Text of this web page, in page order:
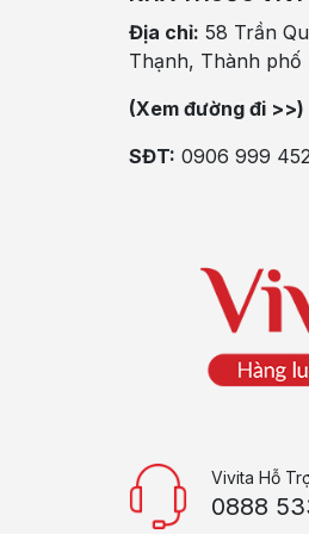
Địa chỉ: 58 Trần
Thạnh, Thành phố
(Xem đường đi >>)
SĐT: 0906 999 452
Vivita Hỗ
0888